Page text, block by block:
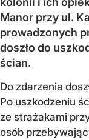
Manor przy ul.
prowadzonych
doszło do
ścian.
Do zdarzenia
Po uszkodzeniu
ze strażakami
osób